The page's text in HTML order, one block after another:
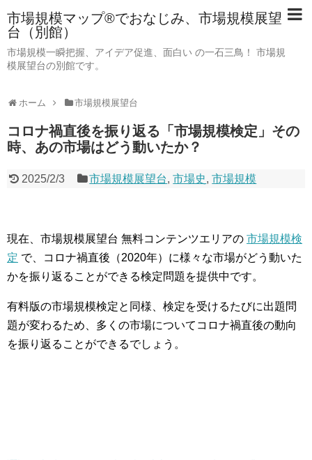
市場規模マップ®でおなじみ、市場規模展望
台（別館）
市場規模一瞬把握、アイデア促進、面白い の一石三鳥！ 市場規
模展望台の別館です。
ホーム 市場規模展望台
コロナ禍直後を振り返る「市場規模検定」その
時、あの市場はどう動いたか？
2025/2/3 市場規模展望台,市場史,市場規模
現在、市場規模展望台 無料コンテンツエリアの 市場規模検
定 で、コロナ禍直後（2020年）に様々な市場がどう動いた
かを振り返ることができる検定問題を提供中です。
有料版の市場規模検定と同様、検定を受けるたびに出題問
題が変わるため、多くの市場についてコロナ禍直後の動向
を振り返ることができるでしょう。